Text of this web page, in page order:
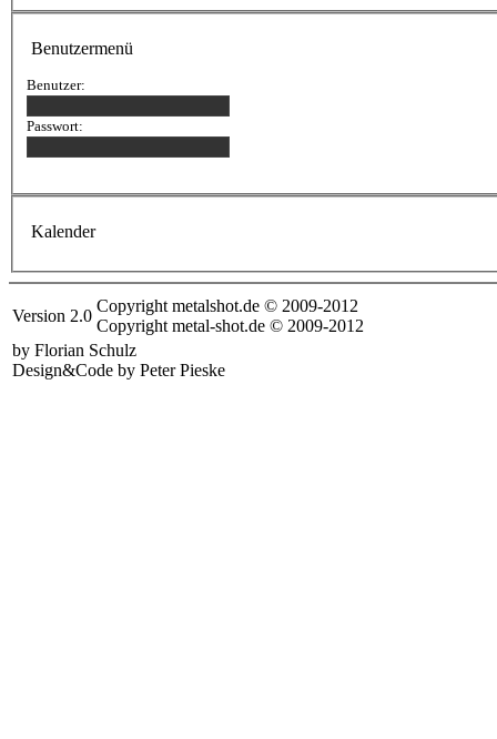
Benutzermenü
Benutzer:
Passwort:
Kalender
Version 2.0
Copyright metalshot.de © 2009-2012
Copyright metal-shot.de © 2009-2012
by Florian Schulz
Design&Code by Peter Pieske